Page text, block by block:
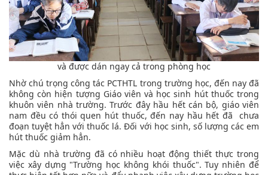
và được dán ngay cả trong phòng học
Nhờ chú trọng công tác PCTHTL trong trường học, đến nay đã
không còn hiện tượng Giáo viên và học sinh hút thuốc trong
khuôn viên nhà trường. Trước đây hầu hết cán bộ, giáo viên
nam đều có thói quen hút thuốc, đến nay hầu hết đã chưa
đoạn tuyệt hẳn với thuốc lá. Đối với học sinh, số lượng các em
hút thuốc giảm hẳn.
Mặc dù nhà trường đã có nhiều hoạt động thiết thực trong
việc xây dựng "Trường học không khói thuốc". Tuy nhiên để